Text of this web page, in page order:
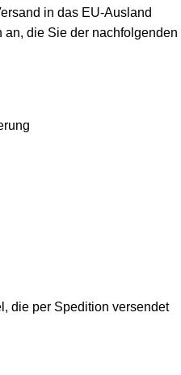
in das EU-Ausland
die Sie der nachfolgenden
die per Spedition versendet